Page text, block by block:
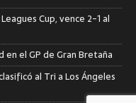
Cup, vence 2-1 al
en el GP de Gran Bretaña
al Tri a Los Ángeles